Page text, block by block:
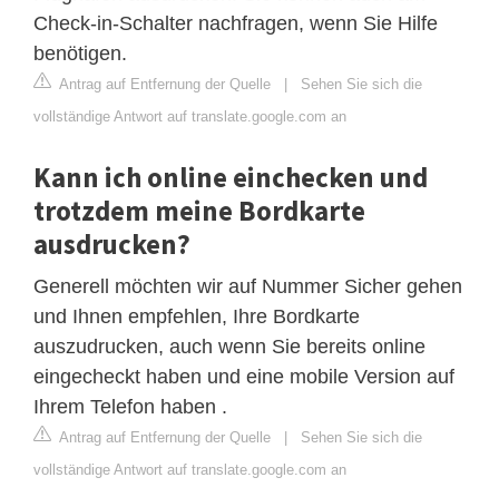
Check-in-Schalter nachfragen, wenn Sie Hilfe
benötigen.
Antrag auf Entfernung der Quelle | Sehen Sie sich die
vollständige Antwort auf translate.google.com an
Kann ich online einchecken und
trotzdem meine Bordkarte
ausdrucken?
Generell möchten wir auf Nummer Sicher gehen
und Ihnen empfehlen, Ihre Bordkarte
auszudrucken, auch wenn Sie bereits online
eingecheckt haben und eine mobile Version auf
Ihrem Telefon haben .
Antrag auf Entfernung der Quelle | Sehen Sie sich die
vollständige Antwort auf translate.google.com an